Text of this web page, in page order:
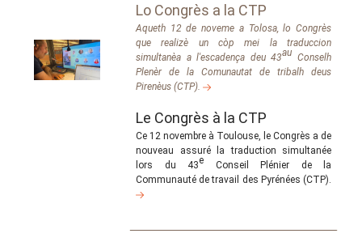
Lo Congrès a la CTP
Aqueth 12 de noveme a Tolosa, lo Congrès
que realizè un còp mei la traduccion
simultanèa a l'escadença deu 43au Conselh
Plenèr de la Comunautat de tribalh deus
Pirenèus (CTP).
Le Congrès à la CTP
Ce 12 novembre à Toulouse, le Congrès a de
nouveau assuré la traduction simultanée
lors du 43e Conseil Plénier de la
Communauté de travail des Pyrénées (CTP).